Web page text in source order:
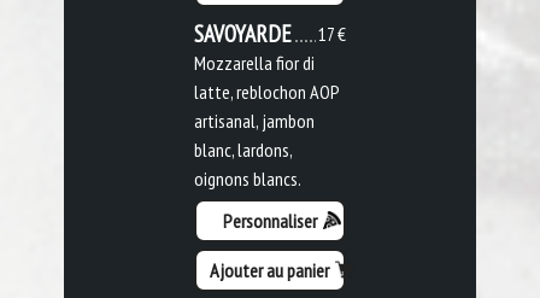
17 €
SAVOYARDE
Mozzarella fior di
latte, reblochon AOP
artisanal, jambon
blanc, lardons,
oignons blancs.
Personnaliser
Ajouter au panier